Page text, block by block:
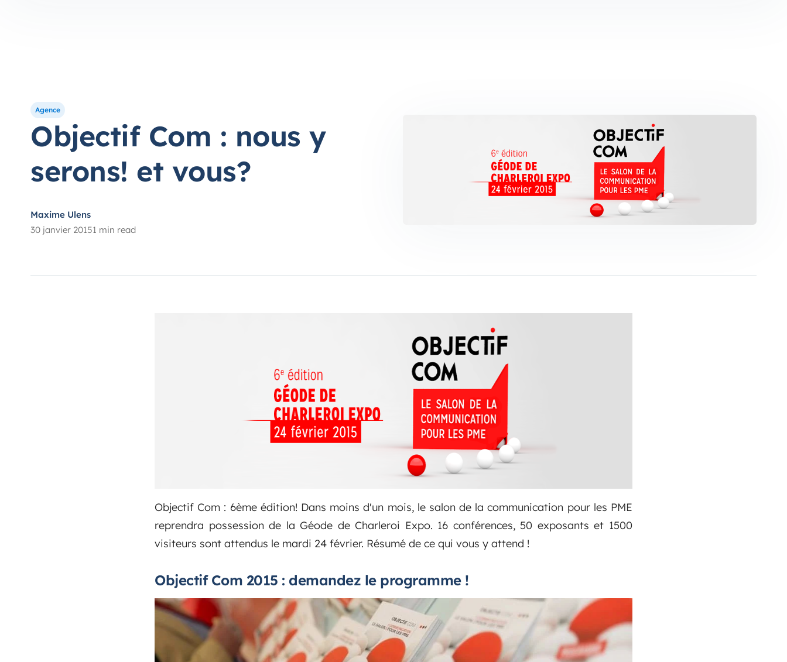
Agence
Objectif Com : nous y
serons! et vous?
Maxime Ulens
30 janvier 20151 min read
Objectif Com : 6ème édition! Dans moins d'un mois, le salon de la communication pour les PME
reprendra possession de la Géode de Charleroi Expo. 16 conférences, 50 exposants et 1500
visiteurs sont attendus le mardi 24 février. Résumé de ce qui vous y attend !
Objectif Com 2015 : demandez le programme !